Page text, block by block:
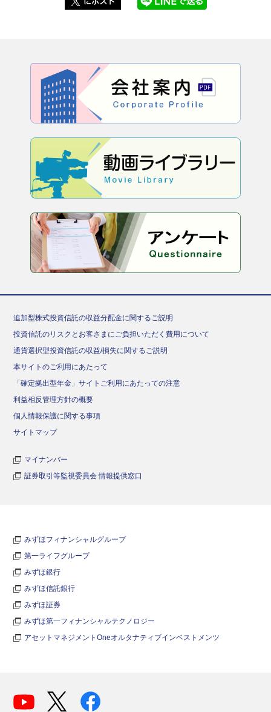
追加型株式投資信託の収益分配金に関するご説明
投資信託のリスクとお客さまにご負担いただく費用について
通貨選択型投資信託の収益/損失に関するご説明
本サイトのご利用にあたって
「確定拠出型年金」サイトご利用にあたっての注意
利益相反管理方針の概要
個人情報保護に関する事項
サイトマップ
マイナンバー
証券取引等監視委員会 情報提供窓口
みずほフィナンシャルグループ
第一ライフグループ
みずほ銀行
みずほ信託銀行
みずほ証券
みずほ第一フィナンシャルテクノロジー
アセットマネジメントOneオルタナティブインベストメンツ